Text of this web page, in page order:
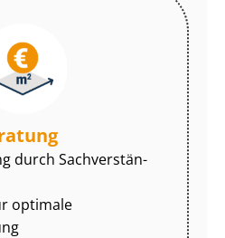
durch Sach­ver­stän­
optimale